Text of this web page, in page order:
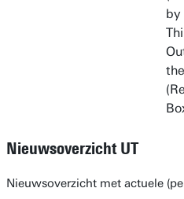
Nieuwsoverzicht UT
Nieuwsoverzicht met actuele